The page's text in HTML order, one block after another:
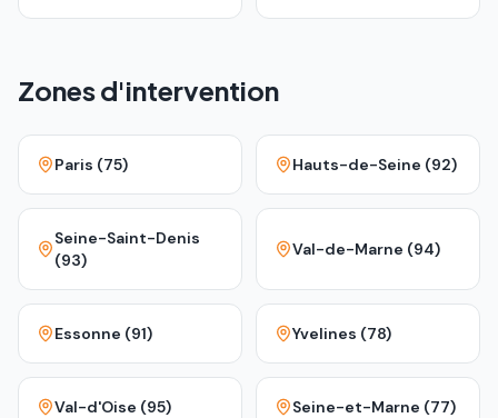
Zones d'intervention
Paris (75) Hauts-de-Seine (92)
Seine-Saint-Denis
(93)
Val-de-Marne (94)
Essonne (91) Yvelines (78)
Val-d'Oise (95) Seine-et-Marne (77)